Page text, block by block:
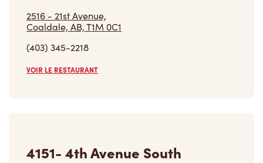
2516 - 21st Avenue,
Coaldale, AB, T1M 0C1
(403) 345-2218
VOIR LE RESTAURANT
4151- 4th Avenue South